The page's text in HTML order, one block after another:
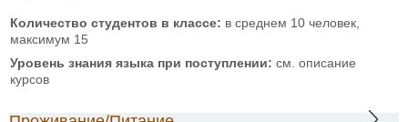
Количество студентов в классе: в среднем 10 человек,
максимум 15
Уровень знания языка при поступлении: см. описание
курсов